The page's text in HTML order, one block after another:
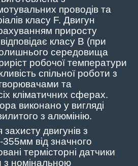
проводів та
класу F. Двигун
приросту
класу B (при
середовища
робочої температури
спільної роботи з
та
кліматичних сферах.
виконано у вигляді
з алюмінію.
двигунів з
від значного
термісторні датчики
з номінальною